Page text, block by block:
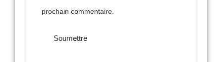
prochain commentaire.